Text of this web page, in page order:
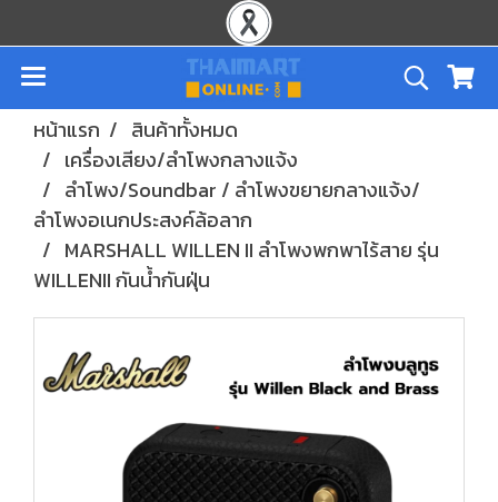
หน้าแรก
สินค้าทั้งหมด
เครื่องเสียง/ลำโพงกลางแจ้ง
ลำโพง/Soundbar / ลำโพงขยายกลางแจ้ง/
ลำโพงอเนกประสงค์ล้อลาก
MARSHALL WILLEN II ลำโพงพกพาไร้สาย รุ่น
WILLENII กันน้ำกันฝุ่น